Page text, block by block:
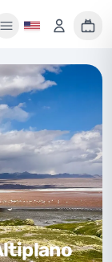
añadirlo aquí.